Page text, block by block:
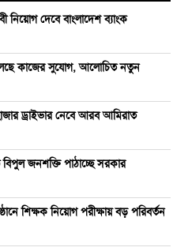
নিয়োগ দেবে বাংলাদেশ ব্যাংক
কাজের সুযোগ, আলোচিত নতুন
ড্রাইভার নেবে আরব আমিরাত
জনশক্তি পাঠাচ্ছে সরকার
শিক্ষক নিয়োগ পরীক্ষায় বড় পরিবর্তন